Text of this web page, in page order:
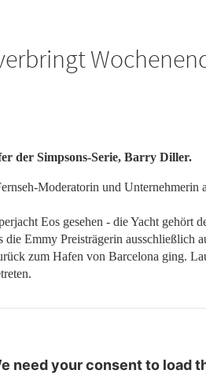
der Simpsons-Serie, Barry Diller.
Moderatorin und Unternehmerin
Eos gesehen - die Yacht gehört
Emmy Preisträgerin ausschließlich
zum Hafen von Barcelona ging.
need your consent to load